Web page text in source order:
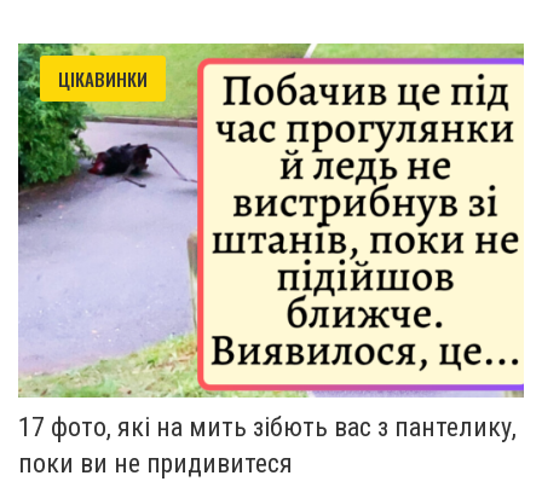
ЦІКАВИНКИ
17 фото, які на мить зiбють вас з пантелику,
поки ви не придивитеся